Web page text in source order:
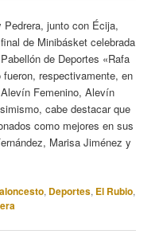
junto con Écija,
de Minibásket celebrada
de Deportes «Rafa
respectivamente, en
Femenino, Alevín
cabe destacar que
como mejores en sus
Marisa Jiménez y
, Deportes, El Rubio,